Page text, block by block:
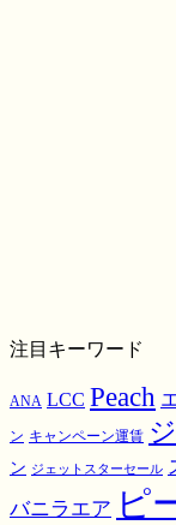
注目キーワード
ANA LCC Peach
ン キャンペーン運賃
ン ジェットスターセール
バニラエア ピ